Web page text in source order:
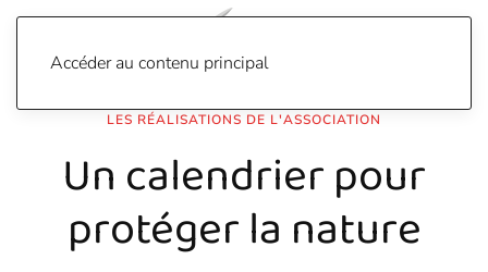
Accéder au contenu principal
LES RÉALISATIONS DE L'ASSOCIATION
Un calendrier pour
protéger la nature